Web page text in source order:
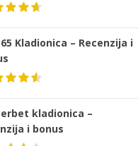
Kladionica – Recenzija i
kladionica –
i bonus